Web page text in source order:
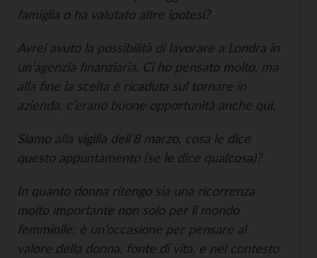
famiglia o ha valutato altre ipotesi?
Avrei avuto la possibilità di lavorare a Londra in
un’agenzia finanziaria. Ci ho pensato molto, ma
alla fine la scelta è ricaduta sul tornare in
azienda, c’erano buone opportunità anche qui.
Siamo alla vigilia dell’8 marzo, cosa le dice
questo appuntamento (se le dice qualcosa)?
In quanto donna ritengo sia una ricorrenza
molto importante non solo per il mondo
femminile: è un’occasione per pensare al
valore della donna, fonte di vita, e nel contesto